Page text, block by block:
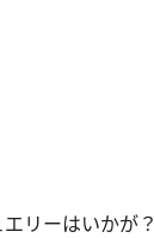
リーはいかが？